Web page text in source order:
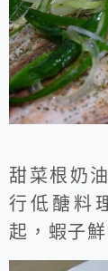
甜菜根奶
行低醣料
起，蝦子